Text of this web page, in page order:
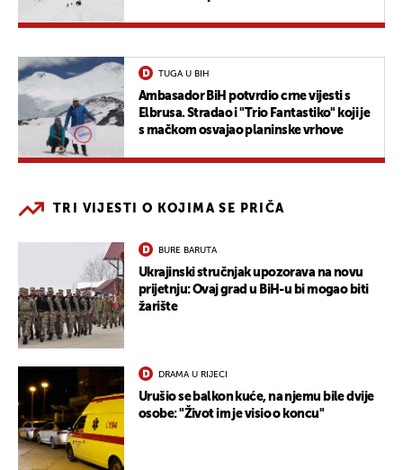
TUGA U BIH
Ambasador BiH potvrdio crne vijesti s
Elbrusa. Stradao i "Trio Fantastiko" koji je
s mačkom osvajao planinske vrhove
TRI VIJESTI O KOJIMA SE PRIČA
BURE BARUTA
Ukrajinski stručnjak upozorava na novu
prijetnju: Ovaj grad u BiH-u bi mogao biti
žarište
DRAMA U RIJECI
Urušio se balkon kuće, na njemu bile dvije
osobe: "Život im je visio o koncu"